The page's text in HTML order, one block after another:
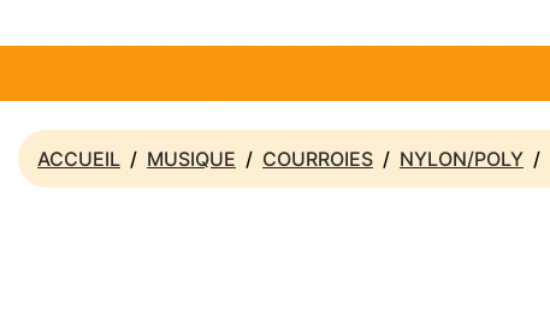
ACCUEIL MUSIQUE COURROIES NYLON/POLY